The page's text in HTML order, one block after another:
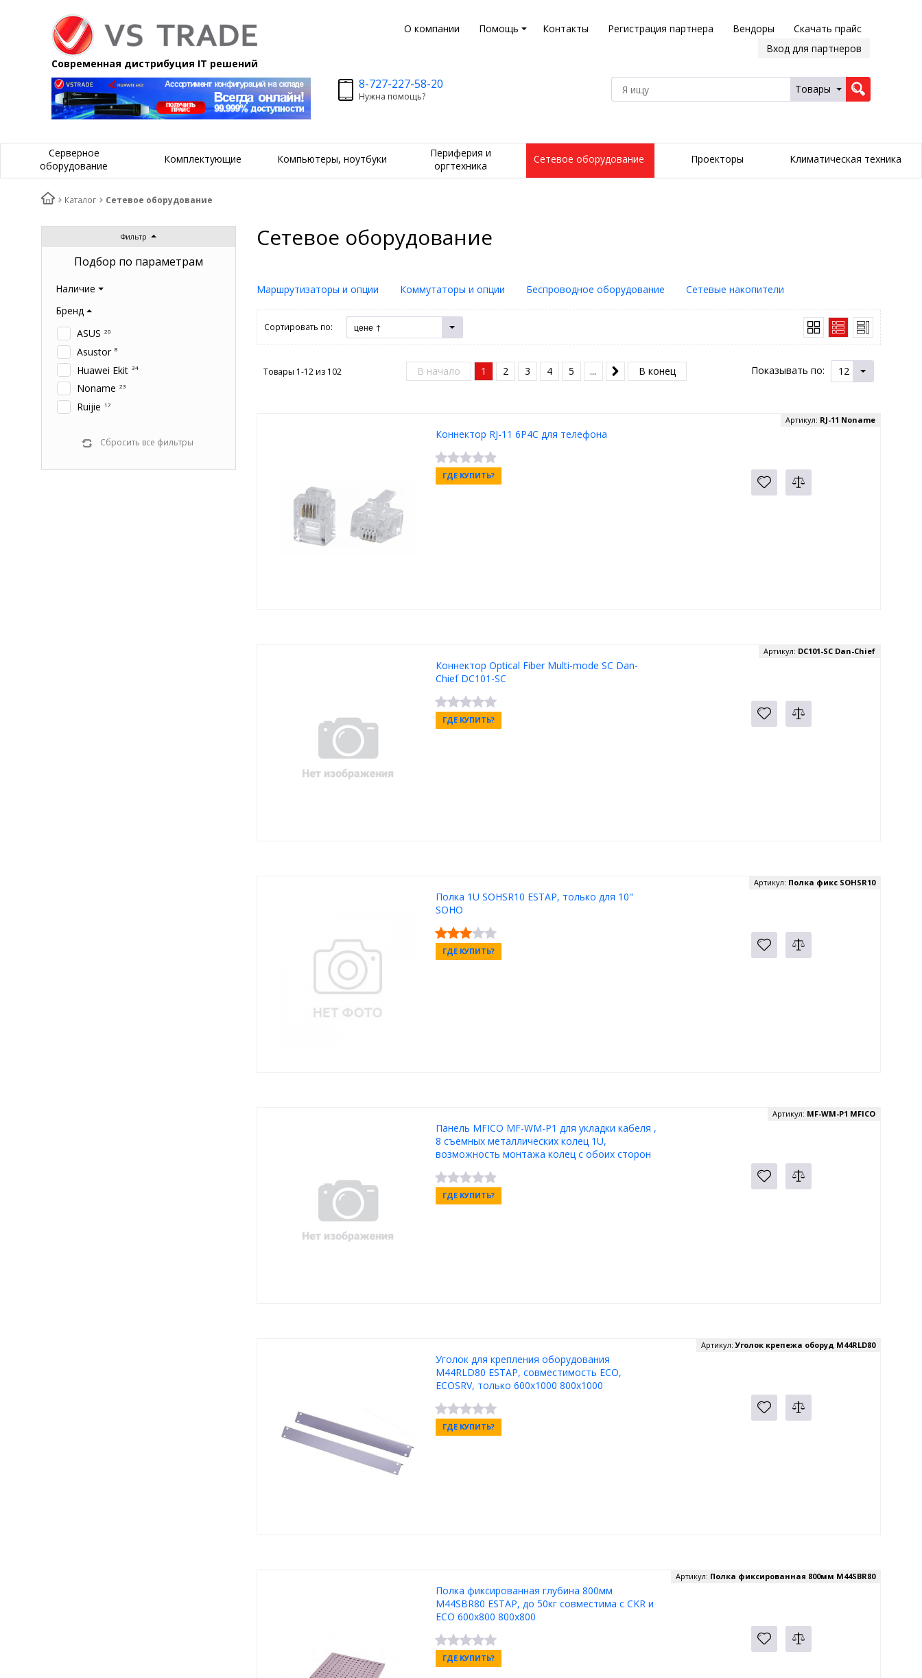
О компании Помощь Контакты Регистрация партнера Вендоры
Скачать прайс
Вход для партнеров
Современная дистрибуция IT решений
8-727-227-58-20
Нужна помощь?
Товары
Серверное
оборудование
Комплектующие Компьютеры, ноутбуки
Периферия и
оргтехника
Сетевое оборудование Проекторы Климатическая техника
Каталог Сетевое оборудование
Фильтр
Подбор по параметрам
Наличие
Бренд
ASUS 20
Asustor 8
Huawei Ekit 34
Noname 23
Ruijie 17
Сбросить все фильтры
Сетевое оборудование
Маршрутизаторы и опции Коммутаторы и опции Беспроводное оборудование Сетевые накопители
Сортировать по: цене ↑
Показывать по: 12
Товары 1-12 из 102 В начало 1 2 3 4 5 ... В конец
Коннектор RJ-11 6P4C для телефона
Артикул: RJ-11 Noname
ГДЕ КУПИТЬ?
Коннектор Optical Fiber Multi-mode SC Dan-
Chief DC101-SC
Артикул: DC101-SC Dan-Chief
ГДЕ КУПИТЬ?
Полка 1U SOHSR10 ESTAP, только для 10"
SOHO
Артикул: Полка фикс SOHSR10
ГДЕ КУПИТЬ?
Панель MFICO MF-WM-P1 для укладки кабеля ,
8 съемных металлических колец 1U,
возможность монтажа колец с обоих сторон
Артикул: MF-WM-P1 MFICO
ГДЕ КУПИТЬ?
Уголок для крепления оборудования
M44RLD80 ESTAP, совместимость ECO,
ECOSRV, только 600x1000 800x1000
Артикул:Уголок крепежа оборуд M44RLD80
ГДЕ КУПИТЬ?
Полка фиксированная глубина 800мм
M44SBR80 ESTAP, до 50кг совместима с CKR и
ECO 600x800 800x800
Артикул: Полка фиксированная 800мм M44SBR80
ГДЕ КУПИТЬ?